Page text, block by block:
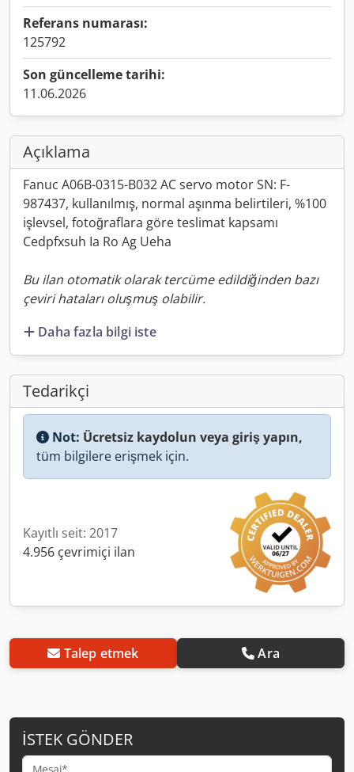
Referans numarası:
125792
Son güncelleme tarihi:
11.06.2026
Açıklama
Fanuc A06B-0315-B032 AC servo motor SN: F-
987437, kullanılmış, normal aşınma belirtileri, %100
işlevsel, fotoğraflara göre teslimat kapsamı
Cedpfxsuh Ia Ro Ag Ueha
Bu ilan otomatik olarak tercüme edildiğinden bazı
çeviri hataları oluşmuş olabilir.
Daha fazla bilgi iste
Tedarikçi
Not: Ücretsiz kaydolun veya giriş yapın,
tüm bilgilere erişmek için.
Kayıtlı seit: 2017
4.956 çevrimiçi ilan
Talep etmek Ara
İSTEK GÖNDER